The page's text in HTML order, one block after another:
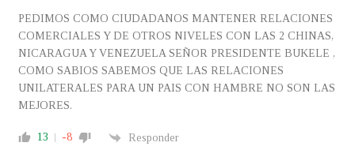
PEDIMOS COMO CIUDADANOS MANTENER RELACIONES
COMERCIALES Y DE OTROS NIVELES CON LAS 2 CHINAS,
NICARAGUA Y VENEZUELA SEÑOR PRESIDENTE BUKELE ,
COMO SABIOS SABEMOS QUE LAS RELACIONES
UNILATERALES PARA UN PAIS CON HAMBRE NO SON LAS
MEJORES.
13 -8 Responder